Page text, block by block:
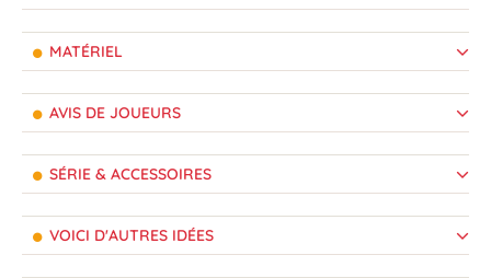
MATÉRIEL
AVIS DE JOUEURS
SÉRIE & ACCESSOIRES
VOICI D'AUTRES IDÉES